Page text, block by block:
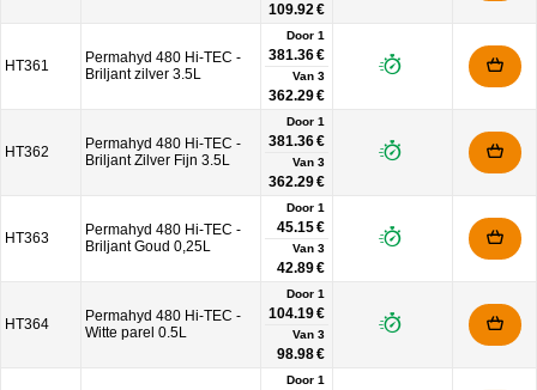
109.92 €
HT361
Permahyd 480 Hi-TEC -
Briljant zilver 3.5L
Door 1
381.36 €
Van 3
362.29 €
HT362
Permahyd 480 Hi-TEC -
Briljant Zilver Fijn 3.5L
Door 1
381.36 €
Van 3
362.29 €
HT363
Permahyd 480 Hi-TEC -
Briljant Goud 0,25L
Door 1
45.15 €
Van 3
42.89 €
HT364
Permahyd 480 Hi-TEC -
Witte parel 0.5L
Door 1
104.19 €
Van 3
98.98 €
Door 1